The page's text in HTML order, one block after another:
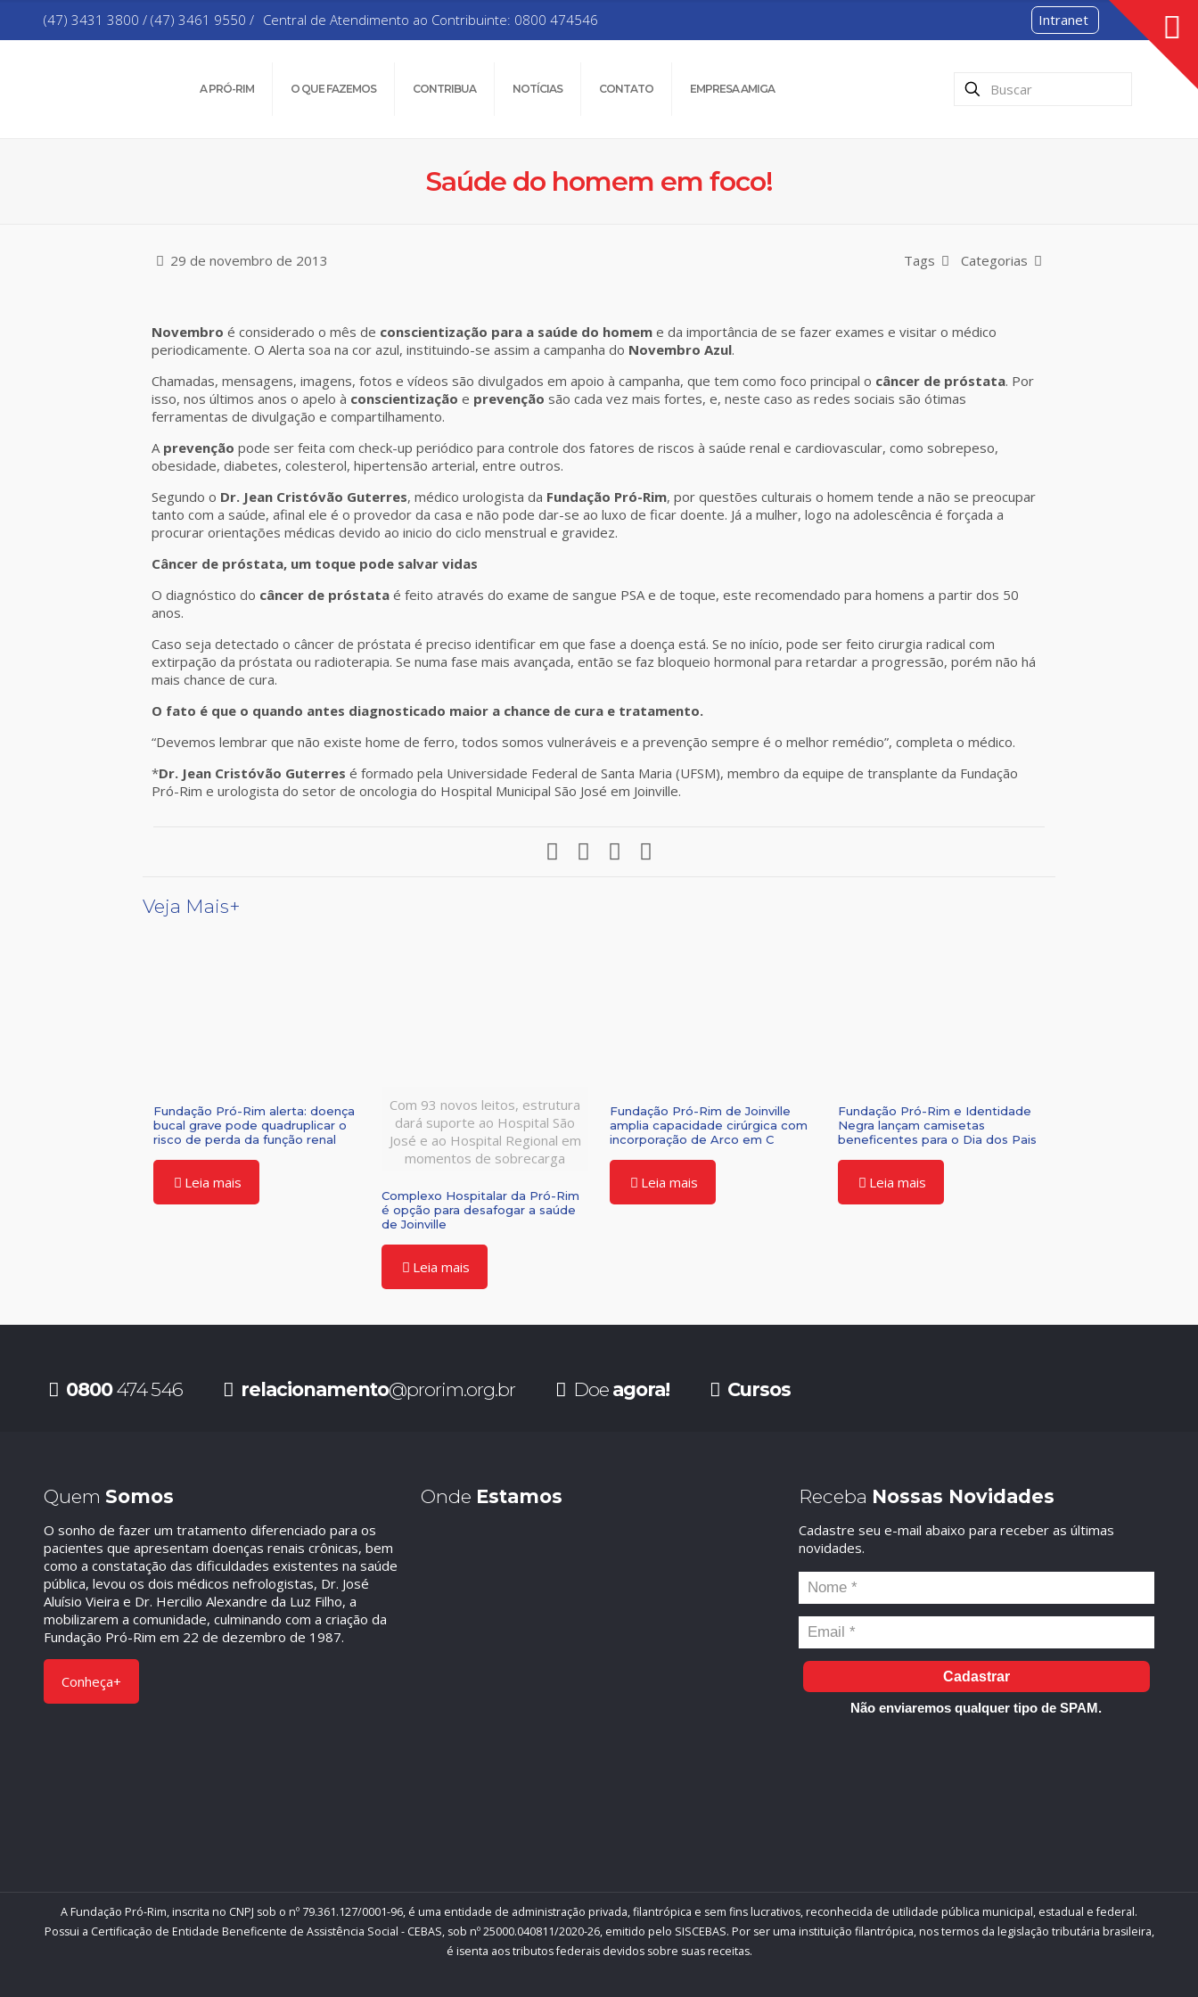
(47) 3431 3800 / (47) 3461 9550 / Central de Atendimento ao Contribuinte: 0800 474546 Intranet
A PRÓ-RIM O QUE FAZEMOS CONTRIBUA NOTÍCIAS CONTATO EMPRESA AMIGA
Saúde do homem em foco!
29 de novembro de 2013 Categorias
Tags
Novembroé considerado o mês de conscientização para a saúde do homem e da importância de se fazer exames e visitar o médico
periodicamente. O Alerta soa na cor azul, instituindo-se assim a campanha do Novembro Azul.
Chamadas, mensagens, imagens, fotos e vídeos são divulgados em apoio à campanha, que tem como foco principal o câncer de próstata. Por
isso, nos últimos anos o apelo à conscientização e prevenção são cada vez mais fortes, e, neste caso as redes sociais são ótimas
ferramentas de divulgação e compartilhamento.
A prevenção pode ser feita com check-up periódico para controle dos fatores de riscos à saúde renal e cardiovascular, como sobrepeso,
obesidade, diabetes, colesterol, hipertensão arterial, entre outros.
Segundo o Dr. Jean Cristóvão Guterres, médico urologista da Fundação Pró-Rim, por questões culturais o homem tende a não se preocupar
tanto com a saúde, afinal ele é o provedor da casa e não pode dar-se ao luxo de ficar doente. Já a mulher, logo na adolescência é forçada a
procurar orientações médicas devido ao inicio do ciclo menstrual e gravidez.
Câncer de próstata, um toque pode salvar vidas
O diagnóstico do câncer de próstata é feito através do exame de sangue PSA e de toque, este recomendado para homens a partir dos 50
anos.
Caso seja detectado o câncer de próstata é preciso identificar em que fase a doença está. Se no início, pode ser feito cirurgia radical com
extirpação da próstata ou radioterapia. Se numa fase mais avançada, então se faz bloqueio hormonal para retardar a progressão, porém não há
mais chance de cura.
O fato é que o quando antes diagnosticado maior a chance de cura e tratamento.
“Devemos lembrar que não existe home de ferro, todos somos vulneráveis e a prevenção sempre é o melhor remédio”, completa o médico.
*Dr. Jean Cristóvão Guterres é formado pela Universidade Federal de Santa Maria (UFSM), membro da equipe de transplante da Fundação
Pró-Rim e urologista do setor de oncologia do Hospital Municipal São José em Joinville.
Veja Mais+
Fundação Pró-Rim alerta: doença
bucal grave pode quadruplicar o
risco de perda da função renal
Leia mais
Com 93 novos leitos, estrutura
dará suporte ao Hospital São
José e ao Hospital Regional em
momentos de sobrecarga
Complexo Hospitalar da Pró-Rim
é opção para desafogar a saúde
de Joinville
Leia mais
Fundação Pró-Rim de Joinville
amplia capacidade cirúrgica com
incorporação de Arco em C
Leia mais
Fundação Pró-Rim e Identidade
Negra lançam camisetas
beneficentes para o Dia dos Pais
Leia mais
0800474 546 relacionamento@prorim.org.br Doe agora! Cursos
Quem Somos
O sonho de fazer um tratamento diferenciado para os
pacientes que apresentam doenças renais crônicas, bem
como a constatação das dificuldades existentes na saúde
pública, levou os dois médicos nefrologistas, Dr. José
Aluísio Vieira e Dr. Hercilio Alexandre da Luz Filho, a
mobilizarem a comunidade, culminando com a criação da
Fundação Pró-Rim em 22 de dezembro de 1987.
Conheça+
Onde Estamos Receba Nossas Novidades
Cadastre seu e-mail abaixo para receber as últimas
novidades.
Cadastrar
Não enviaremos qualquer tipo de SPAM.
A Fundação Pró-Rim, inscrita no CNPJ sob o nº 79.361.127/0001-96, é uma entidade de administração privada, filantrópica e sem fins lucrativos, reconhecida de utilidade pública municipal, estadual e federal.
Possui a Certificação de Entidade Beneficente de Assistência Social - CEBAS, sob nº 25000.040811/2020-26, emitido pelo SISCEBAS. Por ser uma instituição filantrópica, nos termos da legislação tributária brasileira,
é isenta aos tributos federais devidos sobre suas receitas.